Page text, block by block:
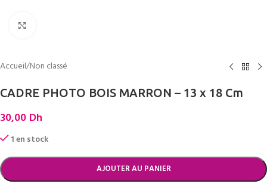
Accueil/Non classé
CADRE PHOTO BOIS MARRON – 13 x 18 Cm
30,00 Dh
1 en stock
AJOUTER AU PANIER